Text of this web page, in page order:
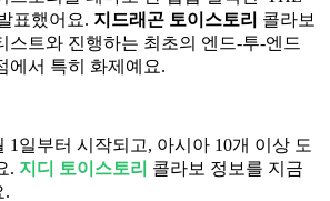
표했어요. 지드래곤 토이스토리 콜라보
스트와 진행하는 최초의 엔드-투-엔드
에서 특히 화제예요.
1일부터 시작되고, 아시아 10개 이상 도
. 지디 토이스토리 콜라보 정보를 지금
.